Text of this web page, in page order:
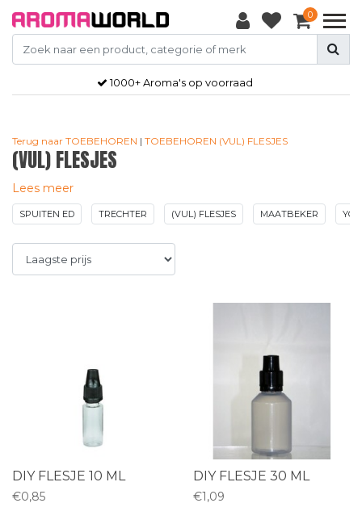
0
Gratisverzendkosten vanaf €50,-
Terug naar TOEBEHOREN | TOEBEHOREN (VUL) FLESJES
(VUL) FLESJES
Lees meer
SPUITEN ED TRECHTER (VUL) FLESJES MAATBEKER
DIY FLESJE 10 ML
€0,85
DIY FLESJE 30 ML
€1,09